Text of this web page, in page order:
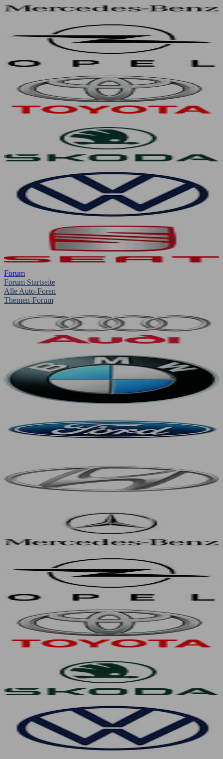
Forum
Forum Startseite
Alle Auto-Foren
Themen-Forum